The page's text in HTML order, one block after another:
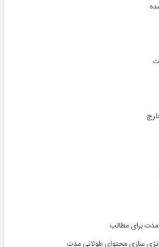
مدت برای مطالب
سازی محتوای طولانی مدت